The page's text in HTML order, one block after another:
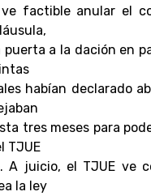
ve factible anular el
puerta a la dación en
habían declarado
tres meses para
TJUE
A juicio, el TJUE ve
la ley